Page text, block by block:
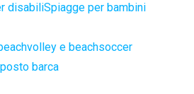
disabiliSpiagge per bambini
e beachsoccer
barca